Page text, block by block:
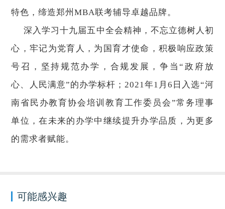
特色，缔造郑州MBA联考辅导卓越品牌。
深入学习十九届五中全会精神，不忘立德树人初
心，牢记为党育人，为国育才使命，积极响应政策
号召，坚持规范办学，合规发展，争当“政府放
心、人民满意”的办学标杆；2021年1月6日入选“河
南省民办教育协会培训教育工作委员会”常务理事
单位，在未来的办学中继续提升办学品质，为更多
的需求者赋能。
可能感兴趣